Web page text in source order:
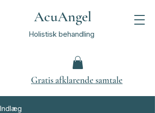
AcuAngel
Holistisk behandling
Gratis afklarende samtale
Indlæg